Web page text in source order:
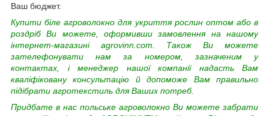
Ваш бюджет.
Купити біле агроволокно для укриття рослин оптом або в
роздріб Ви можете, оформивши замовлення на нашому
інтернет-магазині agrovinn.com. Також Ви можете
зателефонувати нам за номером, зазначеним у
контактах, і менеджер нашої компанії надасть Вам
кваліфіковану консультацію й допоможе Вам правильно
підібрати агротекстиль для Ваших потреб.
Придбате в нас польське агроволокно Ви можете забрати